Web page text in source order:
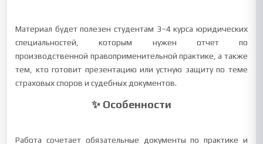
Материал будет полезен студентам 3–4 курса юридических
специальностей, которым нужен отчет по
производственной правоприменительной практике, а также
тем, кто готовит презентацию или устную защиту по теме
страховых споров и судебных документов.
✨ Особенности
Работа сочетает обязательные документы по практике и